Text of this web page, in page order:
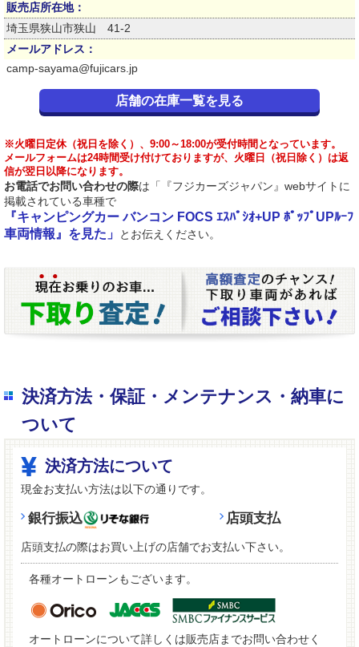
販売店所在地：
埼玉県狭山市狭山 41-2
メールアドレス：
camp-sayama@fujicars.jp
店舗の在庫一覧を見る
※火曜日定休（祝日を除く）、9:00～18:00が受付時間となっています。
メールフォームは24時間受け付けておりますが、火曜日（祝日除く）は返
信が翌日以降になります。
お電話でお問い合わせの際は「『フジカーズジャパン』webサイトに
掲載されている車種で
『キャンピングカー バンコン FOCS ｴｽﾊﾟｼｵ+UP ﾎﾟｯﾌﾟUPﾙｰﾌ
車両情報』を見た」
とお伝えください。
決済方法・保証・メンテナンス・納車に
ついて
決済方法について
現金お支払い方法は以下の通りです。
銀行振込 店頭支払
店頭支払の際はお買い上げの店舗でお支払い下さい。
各種オートローンもございます。
オートローンについて詳しくは販売店までお問い合わせく